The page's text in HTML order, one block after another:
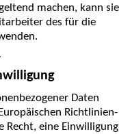
machen, kann sie
des für die
Daten
Richtlinien-
Recht, eine Einwilligung